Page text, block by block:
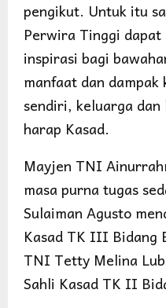
pengikut. Untuk itu
Perwira Tinggi
inspirasi bagi
manfaat dan
sendiri, keluarga
harap Kasad.
Mayjen TNI
masa purna tugas
Sulaiman Agusto
Kasad TK III Bidang
TNI Tetty Melina
Sahli Kasad TK II